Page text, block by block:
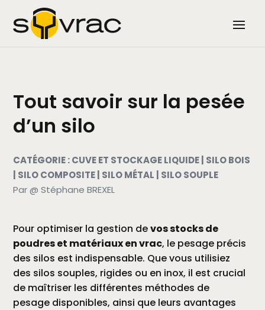
Tout savoir sur la pesée
d’un silo
CATÉGORIE : CUVE ET STOCKAGE LIQUIDE | SILO BOIS
| SILO COMPOSITE | SILO MÉTAL | SILO SOUPLE
Par @ Stéphane BREXEL
Pour optimiser la gestion devos stocks de
poudres et matériaux en vrac, le pesage précis
des silos est indispensable. Que vous utilisiez
des silos souples, rigides ou en inox, il est crucial
de maîtriser les différentes méthodes de
pesage disponibles, ainsi que leurs avantages